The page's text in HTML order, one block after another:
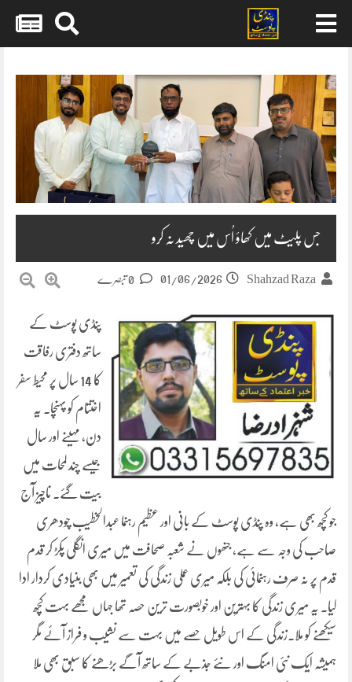
content
جس پلیٹ میں کھاؤ اُس میں چھید نہ کرو
Shahzad Raza
01/06/2026
پنڈی پوسٹ کے
ساتھ دفتری رفاقت
کا 14 سال پر محیط سفر
اختتام کو پہنچا۔ یہ
دن، مہینے اور سال
جیسے چند لمحات میں
بیت گئے۔ ناچیز آج
جو کچھ بھی ہے، وہ پنڈی پوسٹ کے بانی اور عظیم رہنما عبدالخطیب چودھری
صاحب کی وجہ سے ہے، جنھوں نے شعبہ صحافت میں میری انگلی پکڑ کر قدم
قدم پر نہ صرف رہنمائی کی بلکہ میری عملی زندگی کی تعمیر میں بھی بنیادی کردار ادا
کیا۔ یہ میری زندگی کا بہترین اور خوبصورت ترین حصہ تھا جہاں مجھے بہت کچھ
سیکھنے کو ملا۔زندگی کے اس طویل حصے میں بہت سے نشیب و فراز آئے مگر
ہمیشہ ایک نئی امنگ اور نئے جذبے کے ساتھ آگے بڑھنے کا سبق بھی ملا